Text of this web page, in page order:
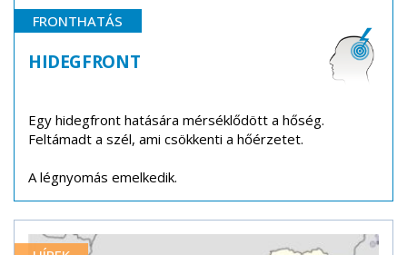
FRONTHATÁS
HIDEGFRONT
Egy hidegfront hatására mérséklődött a hőség.
Feltámadt a szél, ami csökkenti a hőérzetet.
A légnyomás emelkedik.